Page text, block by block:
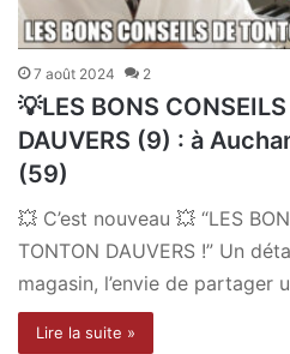
7 août 2024 2
💡LES BONS
DAUVERS (9) : à
(59)
💥 C’est nouveau 💥 “LES
TONTON DAUVERS !” Un
magasin, l’envie de partager
Lire la suite »